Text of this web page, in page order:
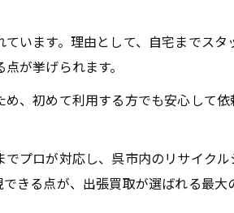
います。理由として、自宅までスタ
が挙げられます。
、初めて利用する方でも安心して依
プロが対応し、呉市内のリサイク
きる点が、出張買取が選ばれる最大